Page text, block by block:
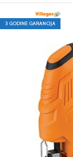
3 GODINE GARANCIJA